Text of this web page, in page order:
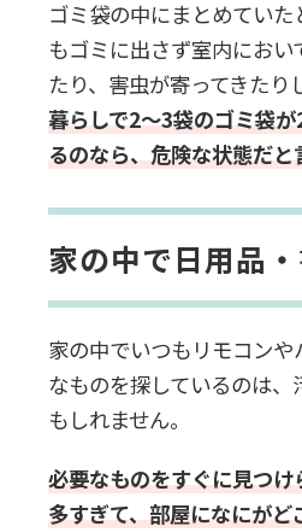
Q一人暮らしの汚部
られる？
まとめ：一人暮らし
たら清掃業者への依
ゴミ袋の中にまとめていた
もゴミに出さず室内にお
たり、害虫が寄ってきたり
暮らしで2～3袋のゴミ袋
るのなら、危険な状態だと
家の中で日用品
家の中でいつもリモコン
なものを探しているのは
もしれません。
必要なものをすぐに見つ
多すぎて、部屋になにがど